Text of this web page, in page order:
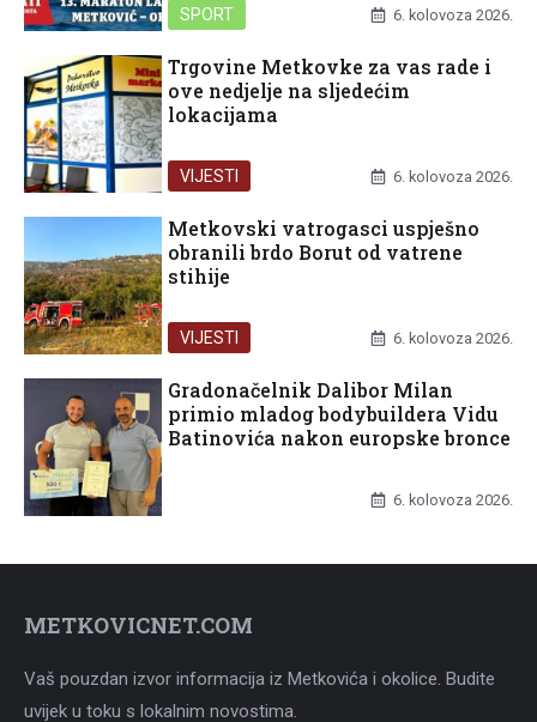
SPORT 6. kolovoza 2026.
Trgovine Metkovke za vas rade i
ove nedjelje na sljedećim
lokacijama
VIJESTI 6. kolovoza 2026.
Metkovski vatrogasci uspješno
obranili brdo Borut od vatrene
stihije
VIJESTI 6. kolovoza 2026.
Gradonačelnik Dalibor Milan
primio mladog bodybuildera Vidu
Batinovića nakon europske bronce
6. kolovoza 2026.
METKOVICNET.COM
Vaš pouzdan izvor informacija iz Metkovića i okolice. Budite
uvijek u toku s lokalnim novostima.